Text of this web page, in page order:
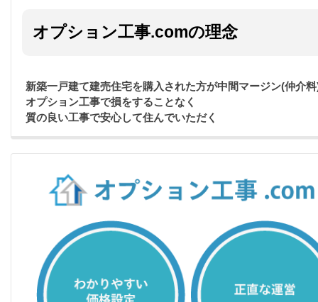
オプション工事.comの理念
新築一戸建て建売住宅を購入された方が中間マージン(仲介
オプション工事で損をすることなく
質の良い工事で安心して住んでいただく